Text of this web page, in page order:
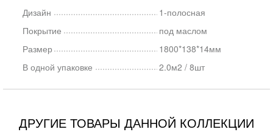
Дизайн
1-полосная
Покрытие
под маслом
Размер
1800*138*14мм
В одной упаковке
2.0м2 / 8шт
ДРУГИЕ ТОВАРЫ ДАННОЙ КОЛЛЕКЦИИ